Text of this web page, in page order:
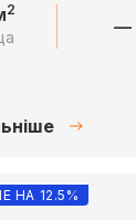
2
—
НА 12.5%